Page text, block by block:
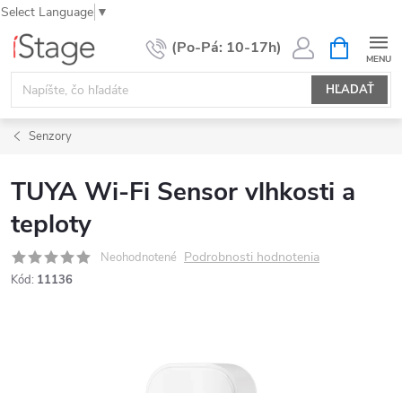
Select Language ▼
Prejsť
obsah
HĽADAŤ
KOŠÍK
Senzory
TUYA Wi-Fi Sensor vlhkosti a
teploty
Neohodnotené Podrobnosti hodnotenia
Kód: 11136